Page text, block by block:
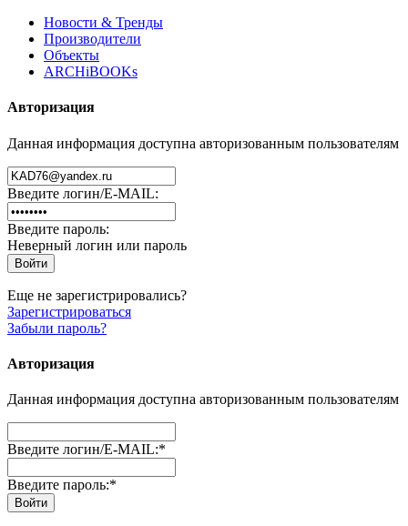
Новости & Тренды
Производители
Объекты
ARCHiBOOKs
Авторизация
Данная информация доступна авторизованным пользователям
Введите логин/E-MAIL:
Введите пароль:
Неверный логин или пароль
Еще не зарегистрировались?
Зарегистрироваться
Забыли пароль?
Авторизация
Данная информация доступна авторизованным пользователям
Введите логин/E-MAIL:*
Введите пароль:*